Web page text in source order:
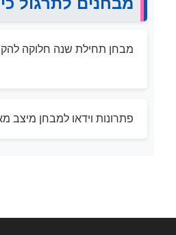
מבחן תחילת שנה חלוקה
פתרונות וידאו למבחן מיצב מאי